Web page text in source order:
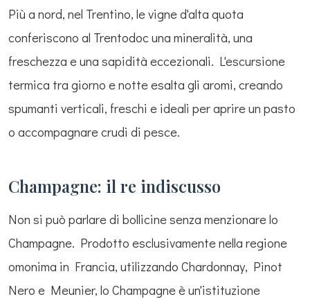
Più a nord, nel Trentino, le vigne d'alta quota
conferiscono al Trentodoc una mineralità, una
freschezza e una sapidità eccezionali. L'escursione
termica tra giorno e notte esalta gli aromi, creando
spumanti verticali, freschi e ideali per aprire un pasto
o accompagnare crudi di pesce.
Champagne: il re indiscusso
Non si può parlare di bollicine senza menzionare lo
Champagne. Prodotto esclusivamente nella regione
omonima in Francia, utilizzando Chardonnay, Pinot
Nero e Meunier, lo Champagne è un'istituzione